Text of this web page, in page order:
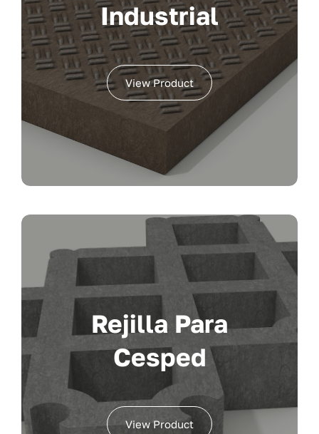
Industrial
View Product
Rejilla Para
Cesped
View Product